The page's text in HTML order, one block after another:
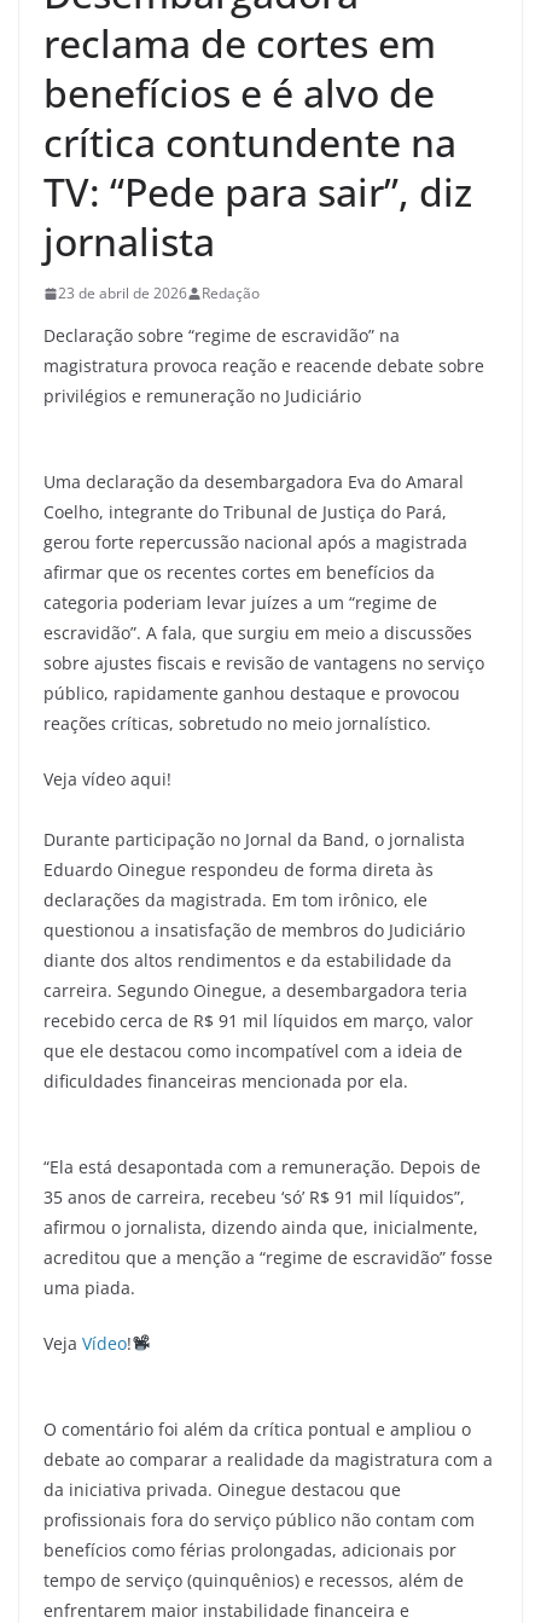
reclama de cortes em
benefícios e é alvo de
crítica contundente na
TV: “Pede para sair”, diz
jornalista
23 de abril de 2026 Redação
Declaração sobre “regime de escravidão” na
magistratura provoca reação e reacende debate sobre
privilégios e remuneração no Judiciário
Uma declaração da desembargadora Eva do Amaral
Coelho, integrante do Tribunal de Justiça do Pará,
gerou forte repercussão nacional após a magistrada
afirmar que os recentes cortes em benefícios da
categoria poderiam levar juízes a um “regime de
escravidão”. A fala, que surgiu em meio a discussões
sobre ajustes fiscais e revisão de vantagens no serviço
público, rapidamente ganhou destaque e provocou
reações críticas, sobretudo no meio jornalístico.
Veja vídeo aqui!
Durante participação no Jornal da Band, o jornalista
Eduardo Oinegue respondeu de forma direta às
declarações da magistrada. Em tom irônico, ele
questionou a insatisfação de membros do Judiciário
diante dos altos rendimentos e da estabilidade da
carreira. Segundo Oinegue, a desembargadora teria
recebido cerca de R$ 91 mil líquidos em março, valor
que ele destacou como incompatível com a ideia de
dificuldades financeiras mencionada por ela.
“Ela está desapontada com a remuneração. Depois de
35 anos de carreira, recebeu ‘só’ R$ 91 mil líquidos”,
afirmou o jornalista, dizendo ainda que, inicialmente,
acreditou que a menção a “regime de escravidão” fosse
uma piada.
Veja Vídeo!
O comentário foi além da crítica pontual e ampliou o
debate ao comparar a realidade da magistratura com a
da iniciativa privada. Oinegue destacou que
profissionais fora do serviço público não contam com
benefícios como férias prolongadas, adicionais por
tempo de serviço (quinquênios) e recessos, além de
enfrentarem maior instabilidade financeira e